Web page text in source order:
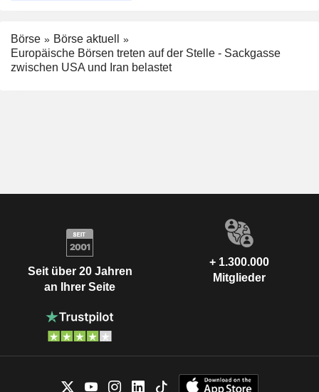
Börse
Börse aktuell
Europäische Börsen treten auf der Stelle - Sackgasse
zwischen USA und Iran belastet
Seit über 20 Jahren
an Ihrer Seite
+ 1.300.000
Mitglieder